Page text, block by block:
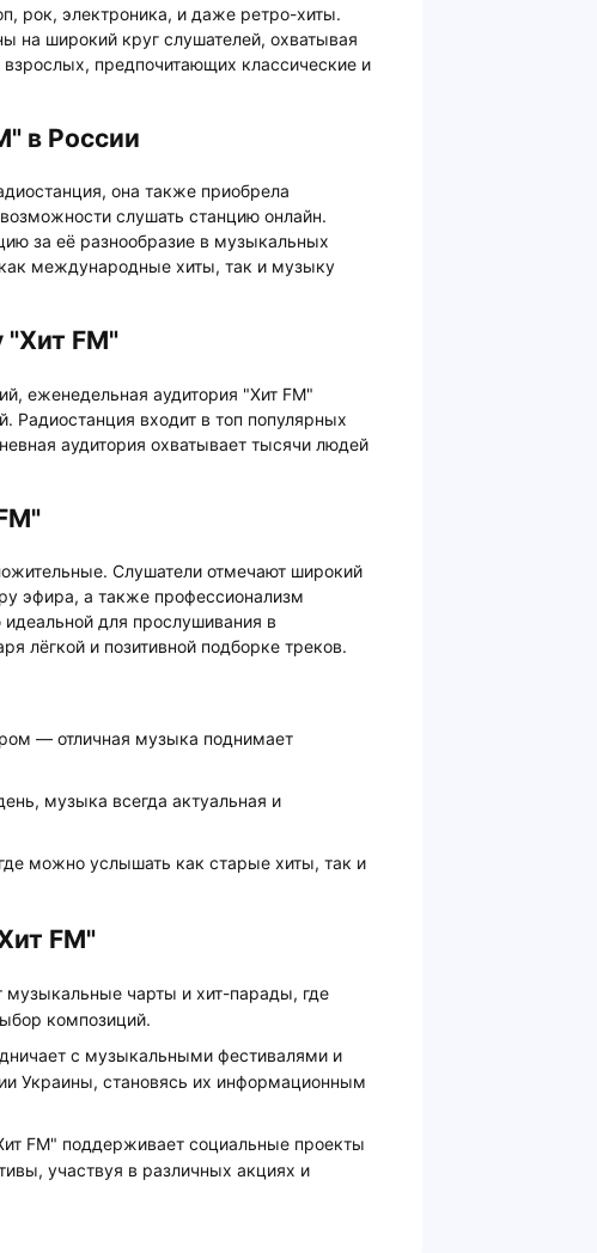
рок, электроника, и даже ретро-хиты.
на широкий круг слушателей, охватывая
предпочитающих классические и
в России
она также приобрела
слушать станцию онлайн.
за её разнообразие в музыкальных
международные хиты, так и музыку
FM"
еженедельная аудитория "Хит FM"
Радиостанция входит в топ популярных
аудитория охватывает тысячи людей
Слушатели отмечают широкий
эфира, а также профессионализм
для прослушивания в
лёгкой и позитивной подборке треков.
— отличная музыка поднимает
музыка всегда актуальная и
можно услышать как старые хиты, так и
FM"
музыкальные чарты и хит-парады, где
композиций.
с музыкальными фестивалями и
Украины, становясь их информационным
FM" поддерживает социальные проекты
участвуя в различных акциях и